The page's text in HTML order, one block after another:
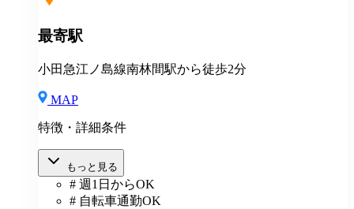
最寄駅
小田急江ノ島線南林間駅から徒歩2分
MAP
特徴・詳細条件
もっと見る
# 週1日からOK
# 自転車通勤OK